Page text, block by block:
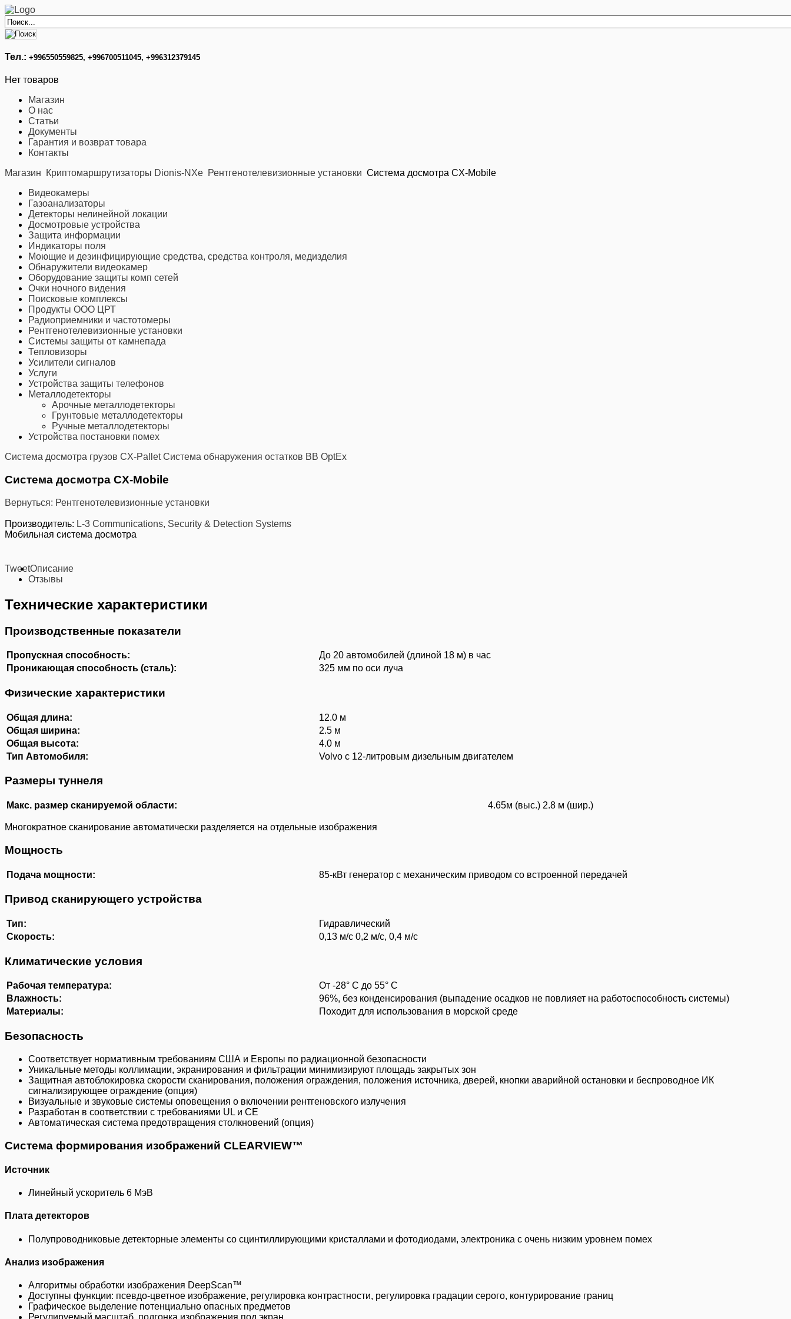
Тел.: +996550559825, +996700511045, +996312379145
Нет товаров
Магазин
О нас
Статьи
Документы
Гарантия и возврат товара
Контакты
Магазин
Криптомаршрутизаторы Dionis-NXe Рентгенотелевизионные установки Система досмотра CX-Mobile
Видеокамеры
Газоанализаторы
Детекторы нелинейной локации
Досмотровые устройства
Защита информации
Индикаторы поля
Моющие и дезинфицирующие средства, средства контроля, медизделия
Обнаружители видеокамер
Оборудование защиты комп сетей
Очки ночного видения
Поисковые комплексы
Продукты ООО ЦРТ
Радиоприемники и частотомеры
Рентгенотелевизионные установки
Системы защиты от камнепада
Тепловизоры
Усилители сигналов
Услуги
Устройства защиты телефонов
Металлодетекторы
Арочные металлодетекторы
Грунтовые металлодетекторы
Ручные металлодетекторы
Устройства постановки помех
Система досмотра грузов CX-PalletСистема обнаружения остатков ВВ OptEx
Система досмотра CX-Mobile
Вернуться: Рентгенотелевизионные установки
Производитель: L-3 Communications, Security & Detection Systems
Мобильная система досмотра
TweetОписание
Отзывы
Технические характеристики
Производственные показатели
Пропускная способность:
До 20 автомобилей (длиной 18 м) в час
Проникающая способность (сталь):
325 мм по оси луча
Физические характеристики
Общая длина:
12.0 м
Общая ширина:
2.5 м
Общая высота:
4.0 м
Тип Автомобиля:
Volvo с 12-литровым дизельным двигателем
Размеры туннеля
Макс. размер сканируемой области: 4.65м (выс.) 2.8 м (шир.)
Многократное сканирование автоматически разделяется на отдельные изображения
Мощность
Подача мощности: 85-кВт генератор с механическим приводом со встроенной передачей
Привод сканирующего устройства
Тип:
Гидравлический
Скорость:
0,13 м/с 0,2 м/с, 0,4 м/с
Климатические условия
Рабочая температура:
От -28° C до 55° C
Влажность:
96%, без конденсирования (выпадение осадков не повлияет на работоспособность системы)
Материалы:
Походит для использования в морской среде
Безопасность
Соответствует нормативным требованиям США и Европы по радиационной безопасности
Уникальные методы коллимации, экранирования и фильтрации минимизируют площадь закрытых зон
Защитная автоблокировка скорости сканирования, положения ограждения, положения источника, дверей, кнопки аварийной остановки и беспроводное ИК
сигнализирующее ограждение (опция)
Визуальные и звуковые системы оповещения о включении рентгеновского излучения
Разработан в соответствии с требованиями UL и CE
Автоматическая система предотвращения столкновений (опция)
Система формирования изображений CLEARVIEW™
Источник
Линейный ускоритель 6 МэВ
Плата детекторов
Полупроводниковые детекторные элементы со сцинтиллирующими кристаллами и фотодиодами, электроника с очень низким уровнем помех
Анализ изображения
Алгоритмы обработки изображения DeepScan™
Доступны функции: псевдо-цветное изображение, регулировка контрастности, регулировка градации серого, контурирование границ
Графическое выделение потенциально опасных предметов